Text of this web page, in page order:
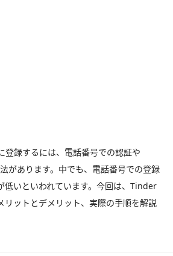
録するには、電話番号での認証や
があります。中でも、電話番号での登録
低いといわれています。今回は、Tinder
リットとデメリット、実際の手順を解説